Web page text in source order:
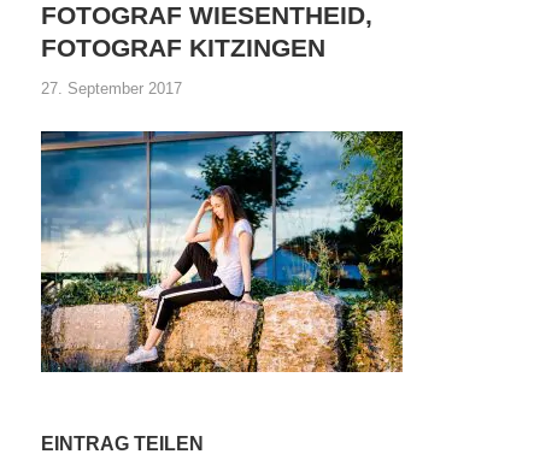
FOTOGRAF WIESENTHEID,
FOTOGRAF KITZINGEN
27. September 2017
EINTRAG TEILEN